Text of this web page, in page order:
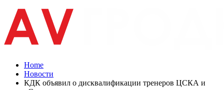
Home
Новости
КДК объявил о дисквалификации тренеров ЦСКА и